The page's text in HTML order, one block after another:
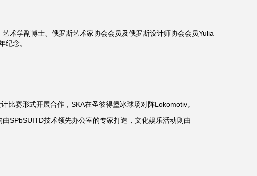
术学副博士、俄罗斯艺术家协会会员及俄罗斯设计师协会会员Yulia
纪念。
比赛形式开展合作，SKA在圣彼得堡冰球场对阵Lokomotiv。
SPbSUITD技术领先办公室的专家打造，文化娱乐活动则由